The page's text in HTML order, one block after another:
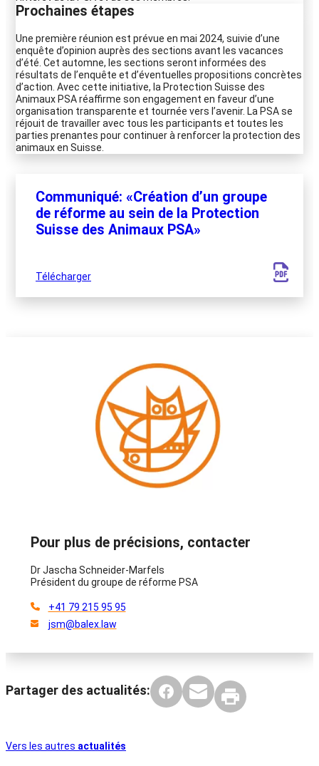
Prochaines étapes
Une première réunion est prévue en mai 2024, suivie d’une
enquête d’opinion auprès des sections avant les vacances
d’été. Cet automne, les sections seront informées des
résultats de l’enquête et d’éventuelles propositions concrètes
d’action. Avec cette initiative, la Protection Suisse des
Animaux PSA réaffirme son engagement en faveur d’une
organisation transparente et tournée vers l’avenir. La PSA se
réjouit de travailler avec tous les participants et toutes les
parties prenantes pour continuer à renforcer la protection des
animaux en Suisse.
Communiqué: «Création d’un groupe
de réforme au sein de la Protection
Suisse des Animaux PSA»
Télécharger
Pour plus de précisions, contacter
Dr Jascha Schneider-Marfels
Président du groupe de réforme PSA
+41 79 215 95 95
jsm@balex.law
Partager des actualités:
Vers les autres actualités